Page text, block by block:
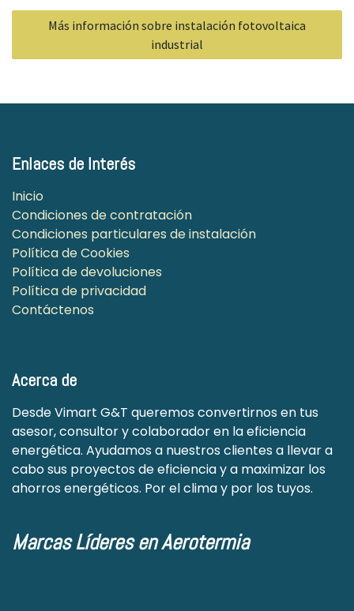
Más información sobre instalación fotovoltaica
industrial
Enlaces de Interés
Inicio
Condiciones de contratación
Condiciones particulares de instalación
Política de Cookies
Política de devoluciones
Política de privacidad
Contáctenos
Acerca de
Desde Vimart G&T queremos convertirnos en tus
asesor, consultor y colaborador en la eficiencia
energética. Ayudamos a nuestros clientes a llevar a
cabo sus proyectos de eficiencia y a maximizar los
ahorros energéticos. Por el clima y por los tuyos.
Marcas Líderes en Aerotermia